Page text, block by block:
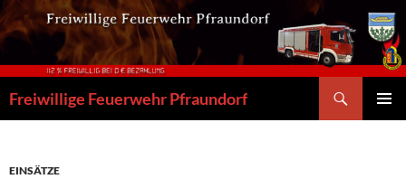
Zum
Inhalt
springen
Freiwillige Feuerwehr Pfraundorf
EINSÄTZE